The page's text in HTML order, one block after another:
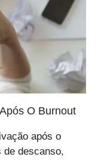
O Burnout
após o
de descanso,